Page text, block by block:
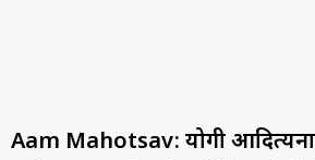
Aam Mahotsav: योगी